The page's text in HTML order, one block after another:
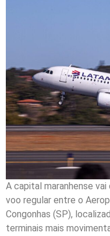
A capital maranhense
voo regular entre o
Congonhas (SP),
terminais mais